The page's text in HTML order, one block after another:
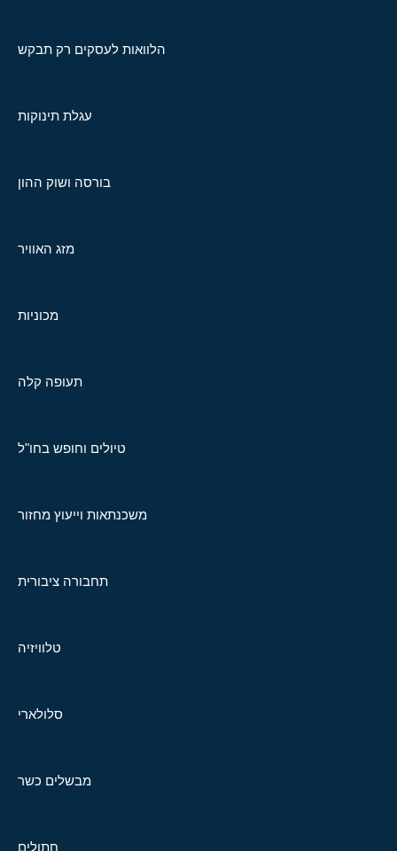
הלוואות לעסקים רק תבקש
עגלת תינוקות
בורסה ושוק ההון
מזג האוויר
מכוניות
תעופה קלה
טיולים וחופש בחו"ל
משכנתאות וייעוץ מחזור
תחבורה ציבורית
טלוויזיה
סלולארי
מבשלים כשר
חתולים